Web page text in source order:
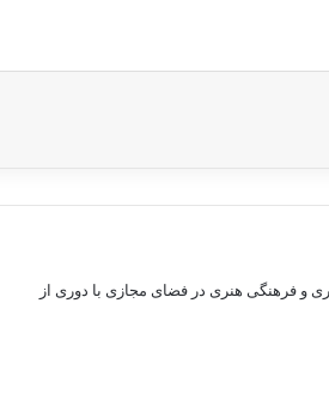
مطالب خبری و فرهنگی هنری در فضای مجازی با دوری از